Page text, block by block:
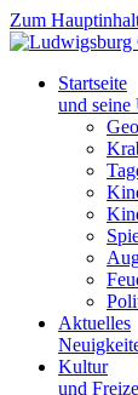
Zum
Startseite
und seine
Aktuelles
Kultur
und